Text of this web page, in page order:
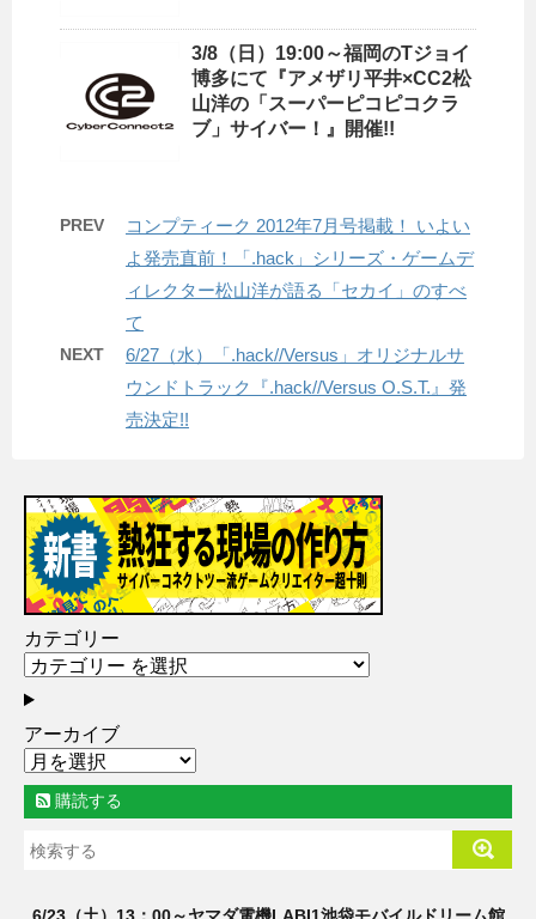
3/8（日）19:00～福岡のTジョイ
博多にて『アメザリ平井×CC2松
山洋の「スーパーピコピコクラ
ブ」サイバー！』開催!!
PREV
コンプティーク 2012年7月号掲載！ いよい
よ発売直前！「.hack」シリーズ・ゲームデ
ィレクター松山洋が語る「セカイ」のすべ
て
NEXT
6/27（水）「.hack//Versus」オリジナルサ
ウンドトラック『.hack//Versus O.S.T.』発
売決定!!
カテゴリー
アーカイブ
購読する